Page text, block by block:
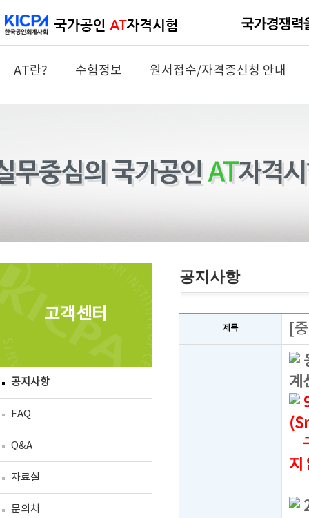
AT란? 수험정보 원서접수/자격증신청 안내
고객센터
공지사항
FAQ
Q&A
자료실
문의처
공지사항
제목 [
계
지